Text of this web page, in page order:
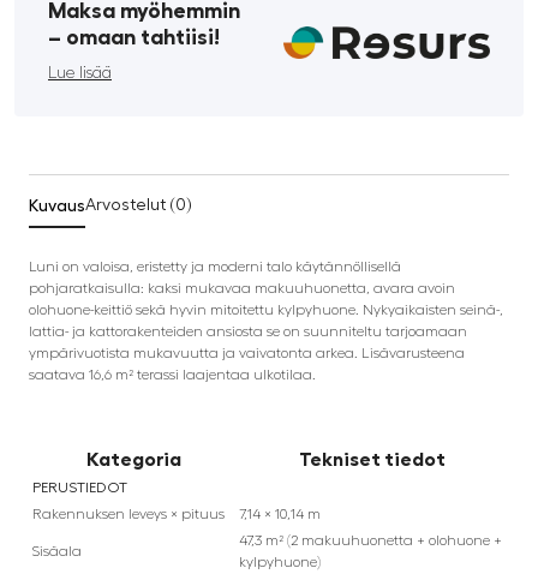
Maksa myöhemmin
­– omaan tahtiisi!
Lue lisää
KuvausArvostelut (0)
Luni on valoisa, eristetty ja moderni talo käytännöllisellä
pohjaratkaisulla: kaksi mukavaa makuuhuonetta, avara avoin
olohuone-keittiö sekä hyvin mitoitettu kylpyhuone. Nykyaikaisten seinä-,
lattia- ja kattorakenteiden ansiosta se on suunniteltu tarjoamaan
ympärivuotista mukavuutta ja vaivatonta arkea. Lisävarusteena
saatava 16,6 m² terassi laajentaa ulkotilaa.
Kategoria Tekniset tiedot
PERUSTIEDOT
Rakennuksen leveys × pituus
7,14 × 10,14 m
Sisäala
47,3 m² (2 makuuhuonetta + olohuone +
kylpyhuone)